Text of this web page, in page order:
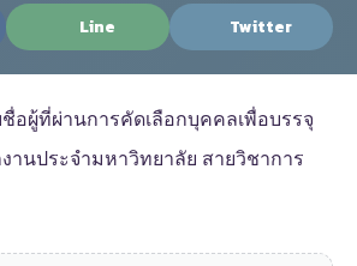
Line Twitter
ชื่อผู้ที่ผ่านการคัดเลือกบุคคลเพื่อบรรจุ
านประจำมหาวิทยาลัย สายวิชาการ